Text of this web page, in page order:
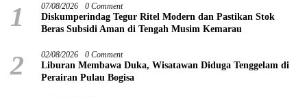
1 07/08/2026 0 Comment
Diskumperindag Tegur Ritel Modern dan Pastikan Stok
Beras Subsidi Aman di Tengah Musim Kemarau
2 02/08/2026 0 Comment
Liburan Membawa Duka, Wisatawan Diduga Tenggelam di
Perairan Pulau Bogisa